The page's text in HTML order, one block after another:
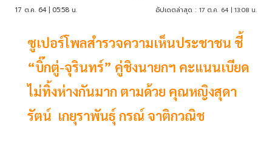
17 ต.ค. 64 | 05:58 น. อัปเดตล่าสุด : 17 ต.ค. 64 | 13:08 น.
ซูเปอร์โพลสำรวจความเห็นประชาชน ชี้
“บิ๊กตู่-จุรินทร์” คู่ชิงนายกฯ คะแนนเบียด
ไม่ทิ้งห่างกันมาก ตามด้วย คุณหญิงสุดา
รัตน์ เกยุราพันธุ์ กรณ์ จาติกวณิช